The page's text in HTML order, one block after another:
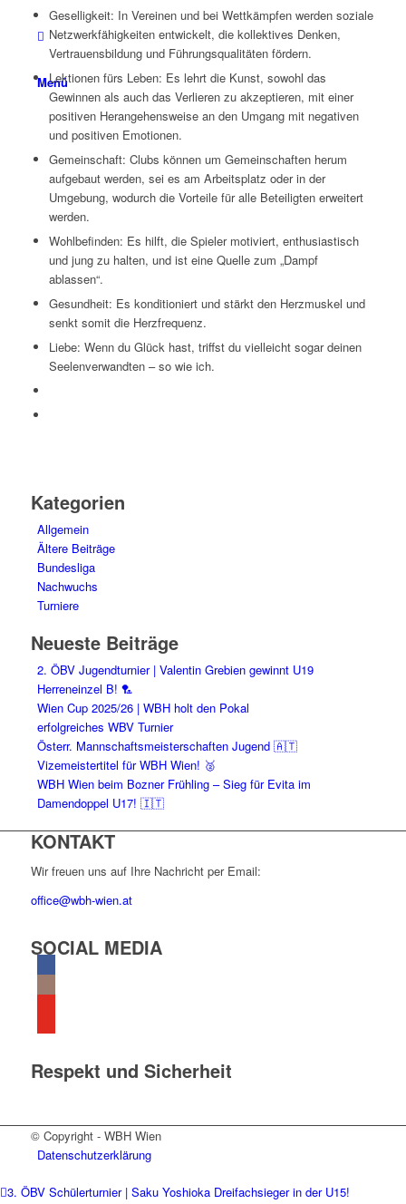
Menü
Geselligkeit: In Vereinen und bei Wettkämpfen werden soziale
Netzwerkfähigkeiten entwickelt, die kollektives Denken,
Vertrauensbildung und Führungsqualitäten fördern.
Lektionen fürs Leben: Es lehrt die Kunst, sowohl das
Gewinnen als auch das Verlieren zu akzeptieren, mit einer
positiven Herangehensweise an den Umgang mit negativen
und positiven Emotionen.
Gemeinschaft: Clubs können um Gemeinschaften herum
aufgebaut werden, sei es am Arbeitsplatz oder in der
Umgebung, wodurch die Vorteile für alle Beteiligten erweitert
werden.
Wohlbefinden: Es hilft, die Spieler motiviert, enthusiastisch
und jung zu halten, und ist eine Quelle zum „Dampf
ablassen“.
Gesundheit: Es konditioniert und stärkt den Herzmuskel und
senkt somit die Herzfrequenz.
Liebe: Wenn du Glück hast, triffst du vielleicht sogar deinen
Seelenverwandten – so wie ich.
Kategorien
Allgemein
Ältere Beiträge
Bundesliga
Nachwuchs
Turniere
Neueste Beiträge
2. ÖBV Jugendturnier | Valentin Grebien gewinnt U19
Herreneinzel B! 🏸
Wien Cup 2025/26 | WBH holt den Pokal
erfolgreiches WBV Turnier
Österr. Mannschaftsmeisterschaften Jugend 🇦🇹
Vizemeistertitel für WBH Wien! 🥈
WBH Wien beim Bozner Frühling – Sieg für Evita im
Damendoppel U17! 🇮🇹
KONTAKT
Wir freuen uns auf Ihre Nachricht per Email:
office@wbh-wien.at
SOCIAL MEDIA
Respekt und Sicherheit
© Copyright - WBH Wien
Datenschutzerklärung
3. ÖBV Schülerturnier | Saku Yoshioka Dreifachsieger in der U15!